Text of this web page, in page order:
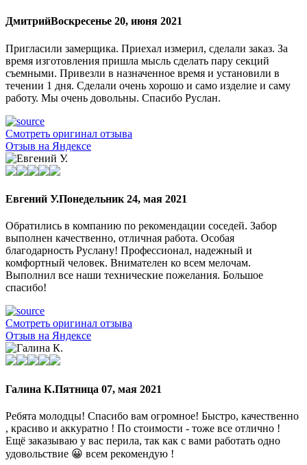
ДмитрийВоскресенье 20, июня 2021
Пригласили замерщика. Приехал измерил, сделали заказ. За
время изготовления пришла мысль сделать пару секций
съемными. Привезли в назначенное время и установили в
течении 1 дня. Сделали очень хорошо и само изделие и саму
работу. Мы очень довольны. Спасибо Руслан.
Смотреть оригинал отзыва
Отзыв на Яндексе
Евгений У.Понедельник 24, мая 2021
Обратились в компанию по рекомендации соседей. Забор
выполнен качественно, отличная работа. Особая
благодарность Руслану! Профессионал, надежный и
комфортный человек. Внимателен ко всем мелочам.
Выполнил все наши технические пожелания. Большое
спасибо!
Смотреть оригинал отзыва
Отзыв на Яндексе
Галина К.Пятница 07, мая 2021
Ребята молодцы! Спасибо вам огромное! Быстро, качественно
, красиво и аккуратно ! По стоимости - тоже все отлично !
Ещё заказываю у вас перила, так как с вами работать одно
удовольствие 😀 всем рекомендую !